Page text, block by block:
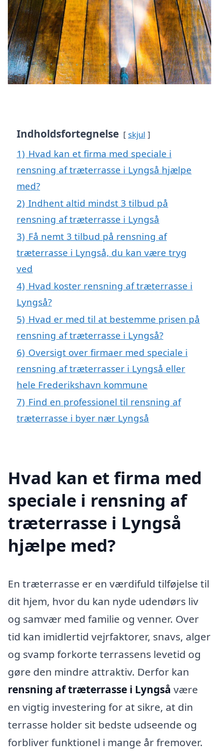
Indholdsfortegnelse skjul
1) Hvad kan et firma med speciale i
rensning af træterrasse i Lyngså hjælpe
med?
2) Indhent altid mindst 3 tilbud på
rensning af træterrasse i Lyngså
3) Få nemt 3 tilbud på rensning af
træterrasse i Lyngså, du kan være tryg
ved
4) Hvad koster rensning af træterrasse i
Lyngså?
5) Hvad er med til at bestemme prisen på
rensning af træterrasse i Lyngså?
6) Oversigt over firmaer med speciale i
rensning af træterrasser i Lyngså eller
hele Frederikshavn kommune
7) Find en professionel til rensning af
træterrasse i byer nær Lyngså
Hvad kan et firma med
speciale i rensning af
træterrasse i Lyngså
hjælpe med?
En træterrasse er en værdifuld tilføjelse til
dit hjem, hvor du kan nyde udendørs liv
og samvær med familie og venner. Over
tid kan imidlertid vejrfaktorer, snavs, alger
og svamp forkorte terrassens levetid og
gøre den mindre attraktiv. Derfor kan
rensning af træterrasse i Lyngså være
en vigtig investering for at sikre, at din
terrasse holder sit bedste udseende og
forbliver funktionel i mange år fremover.